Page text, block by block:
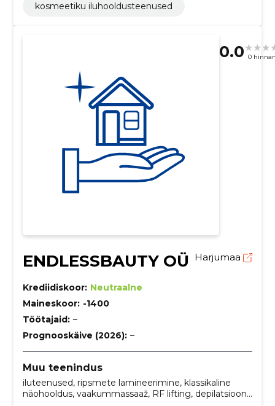
kosmeetiku iluhooldusteenused
0.0 0
ENDLESSBAUTY OÜ Harjumaa
Krediidiskoor: Neutraalne
Maineskoor: -1400
Töötajaid: –
Prognooskäive (2026): –
Muu teenindus
iluteenused, ripsmete lamineerimine, klassikaline
näohooldus, vaakummassaaž, RF lifting, depilatsioon,